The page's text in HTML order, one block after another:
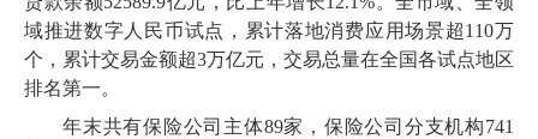
域推进数字人民币试点，累计落地消费应用场景超110万
个，累计交易金额超3万亿元，交易总量在全国各试点地区
排名第一。
年末共有保险公司主体89家，保险公司分支机构741